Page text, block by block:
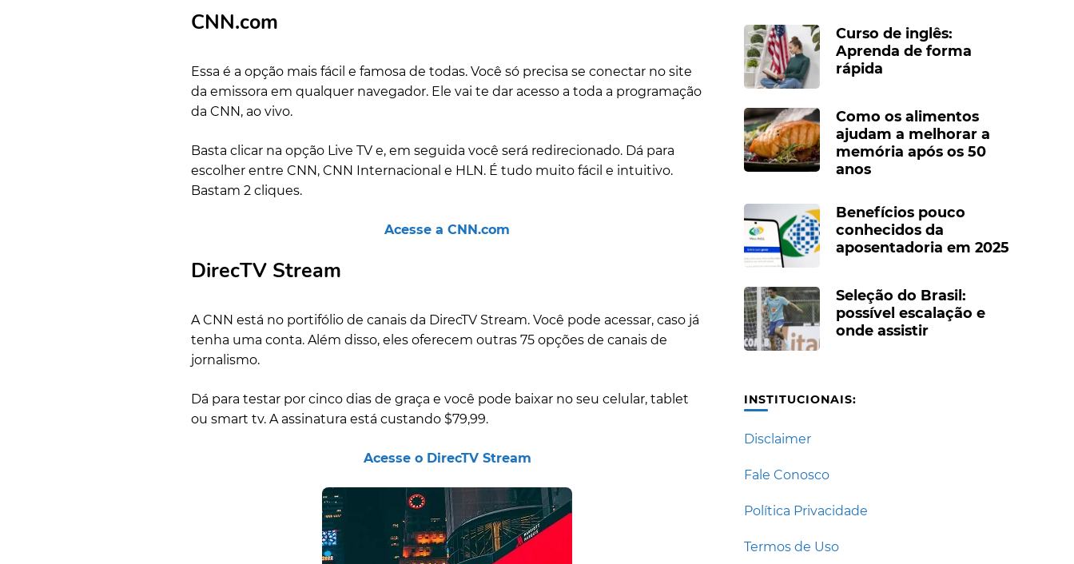
CNN.com
Essa é a opção mais fácil e famosa de todas. Você só precisa se conectar no site
da emissora em qualquer navegador. Ele vai te dar acesso a toda a programação
da CNN, ao vivo.
Basta clicar na opção Live TV e, em seguida você será redirecionado. Dá para
escolher entre CNN, CNN Internacional e HLN. É tudo muito fácil e intuitivo.
Bastam 2 cliques.
Acesse a CNN.com
DirecTV Stream
A CNN está no portifólio de canais da DirecTV Stream. Você pode acessar, caso já
tenha uma conta. Além disso, eles oferecem outras 75 opções de canais de
jornalismo.
Dá para testar por cinco dias de graça e você pode baixar no seu celular, tablet
ou smart tv. A assinatura está custando $79,99.
Acesse o DirecTV Stream
Curso de inglês:
Aprenda de forma
rápida
Como os alimentos
ajudam a melhorar a
memória após os 50
anos
Benefícios pouco
conhecidos da
aposentadoria em 2025
Seleção do Brasil:
possível escalação e
onde assistir
INSTITUCIONAIS:
Disclaimer
Fale Conosco
Política Privacidade
Termos de Uso